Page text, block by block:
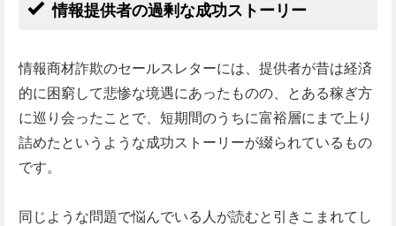
情報提供者の過剰な成功ストーリー
情報商材詐欺のセールスレターには、提供者が昔は経済
的に困窮して悲惨な境遇にあったものの、とある稼ぎ方
に巡り会ったことで、短期間のうちに富裕層にまで上り
詰めたというような成功ストーリーが綴られているもの
です。
同じような問題で悩んでいる人が読むと引きこまれてし